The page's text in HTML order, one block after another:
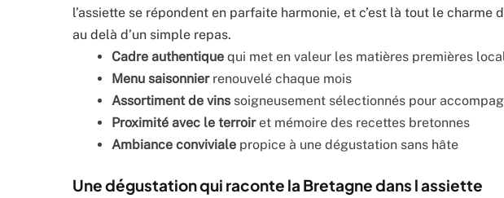
l’assiette se répondent en parfaite harmonie, et c’est là tout le charme
au delà d’un simple repas.
Cadre authentique qui met en valeur les matières premières
Menu saisonnierrenouvelé chaque mois
Assortiment de vins soigneusement sélectionnés pour
Proximité avec le terroiret mémoire des recettes bretonnes
Ambiance conviviale propice à une dégustation sans hâte
Une dégustation qui raconte la Bretagne dans l assiette